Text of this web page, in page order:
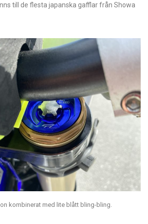
till de flesta japanska gafflar från Showa
kombinerat med lite blått bling-bling.